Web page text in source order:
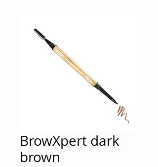
BrowXpert dark
brown